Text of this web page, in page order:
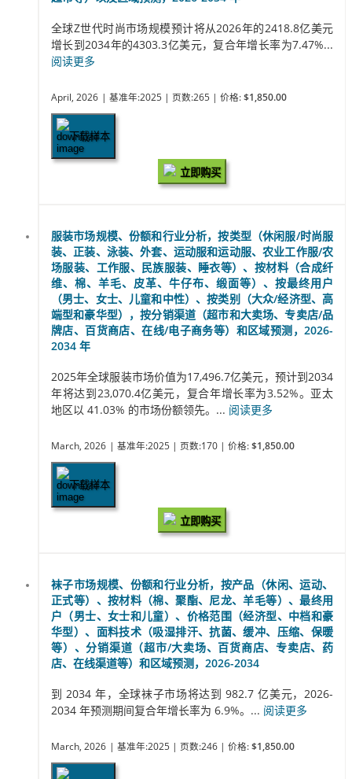
全球Z世代时尚市场规模预计将从2026年的2418.8亿美元
增长到2034年的4303.3亿美元，复合年增长率为7.47%...
阅读更多
April, 2026 | 基准年:2025 | 页数:265 | 价格: $1,850.00
下载样本
立即购买
服装市场规模、份额和行业分析，按类型（休闲服/时尚服
装、正装、泳装、外套、运动服和运动服、农业工作服/农
场服装、工作服、民族服装、睡衣等）、按材料（合成纤
维、棉、羊毛、皮革、牛仔布、缎面等）、按最终用户
（男士、女士、儿童和中性）、按类别（大众/经济型、高
端型和豪华型），按分销渠道（超市和大卖场、专卖店/品
牌店、百货商店、在线/电子商务等）和区域预测，2026-
2034 年
2025年全球服装市场价值为17,496.7亿美元，预计到2034
年将达到23,070.4亿美元，复合年增长率为3.52%。亚太
地区以 41.03% 的市场份额领先。... 阅读更多
March, 2026 | 基准年:2025 | 页数:170 | 价格: $1,850.00
下载样本
立即购买
袜子市场规模、份额和行业分析，按产品（休闲、运动、
正式等）、按材料（棉、聚酯、尼龙、羊毛等）、最终用
户（男士、女士和儿童）、价格范围（经济型、中档和豪
华型）、面料技术（吸湿排汗、抗菌、缓冲、压缩、保暖
等）、分销渠道（超市/大卖场、百货商店、专卖店、药
店、在线渠道等）和区域预测，2026-2034
到 2034 年，全球袜子市场将达到 982.7 亿美元，2026-
2034 年预测期间复合年增长率为 6.9%。... 阅读更多
March, 2026 | 基准年:2025 | 页数:246 | 价格: $1,850.00